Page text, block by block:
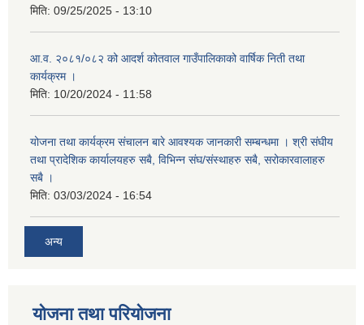
मिति: 09/25/2025 - 13:10
आ.व. २०८१/०८२ को आदर्श कोतवाल गाउँपालिकाको वार्षिक निती तथा
कार्यक्रम ।
मिति: 10/20/2024 - 11:58
योजना तथा कार्यक्रम संचालन बारे आवश्यक जानकारी सम्बन्धमा । श्री संघीय
तथा प्रादेशिक कार्यालयहरु सबै, विभिन्‍न संघ/संस्थाहरु सबै, सरोकारवालाहरु
सबै ।
मिति: 03/03/2024 - 16:54
अन्य
योजना तथा परियोजना